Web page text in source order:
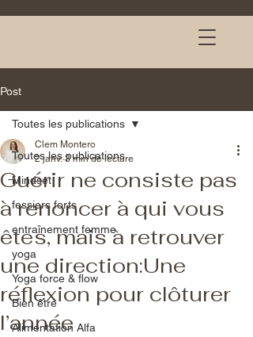
Post
Toutes les publications
Mindset
fessiers forts
entraînement femme
yoga
Yoga force & flow
Bien être
Alimentation Alfa
Toutes les publications
Guérir ne consiste pas
à renoncer à qui vous
êtes, mais à retrouver
une direction:Une
réflexion pour clôturer
l’année
Clem Montero
2 janv. 3 min de lecture